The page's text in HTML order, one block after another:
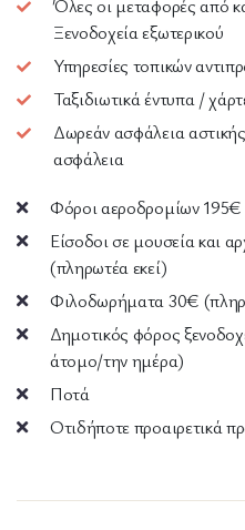
Όλες οι μεταφορές από
Ξενοδοχεία εξωτερικού
Υπηρεσίες τοπικών
Ταξιδιωτικά έντυπα /
Δωρεάν ασφάλεια
ασφάλεια
Φόροι αεροδρομίων 195€
Είσοδοι σε μουσεία και
(πληρωτέα εκεί)
Φιλοδωρήματα 30€
Δημοτικός φόρος
άτομο/την ημέρα)
Ποτά
Οτιδήποτε προαιρετικά